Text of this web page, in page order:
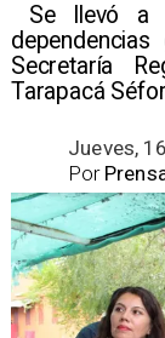
Se llevó a
Secretaría
Tarapacá
Jueves,
Por